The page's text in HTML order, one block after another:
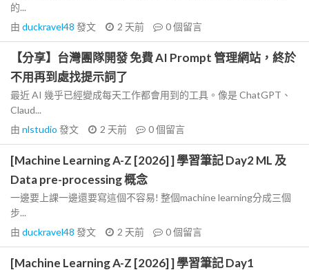
的...
由 duckravel48 發文 2 天前 0個留言
【分享】台灣團隊開發 免費 AI Prompt 管理網站，終於
不用再到處找提示詞了
最近 AI 幾乎已經變成每天工作都會用到的工具。像是 ChatGPT、
Claud...
由 nlstudio 發文 2 天前 0個留言
[Machine Learning A-Z [2026] ] 學習筆記 Day2 ML 及
Data pre-processing 概念
一邊要上課一邊還要寫這個不容易! 整個machine learning分成三個
步...
由 duckravel48 發文 2 天前 0個留言
[Machine Learning A-Z [2026] ] 學習筆記 Day1